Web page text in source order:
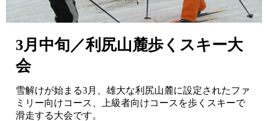
3月中旬／利尻山麓歩くスキー大
会
雪解けが始まる3月、雄大な利尻山麓に設定されたファ
ミリー向けコース、上級者向けコースを歩くスキーで
滑走する大会です。